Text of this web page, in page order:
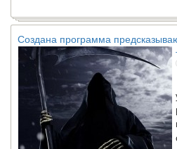
Создана программа